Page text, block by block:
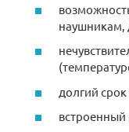
наушникам,
долгий срок